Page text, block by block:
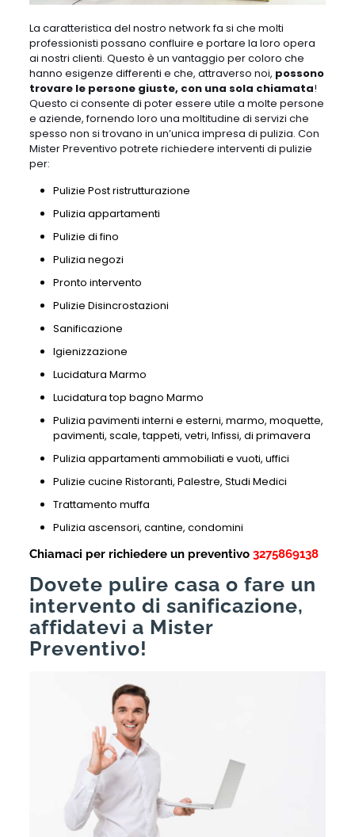
La caratteristica del nostro network fa si che molti
professionisti possano confluire e portare la loro opera
ai nostri clienti. Questo è un vantaggio per coloro che
hanno esigenze differenti e che, attraverso noi, possono
trovare le persone giuste, con una sola chiamata!
Questo ci consente di poter essere utile a molte persone
e aziende, fornendo loro una moltitudine di servizi che
spesso non si trovano in un’unica impresa di pulizia. Con
Mister Preventivo potrete richiedere interventi di pulizie
per:
Pulizie Post ristrutturazione
Pulizia appartamenti
Pulizie di fino
Pulizia negozi
Pronto intervento
Pulizie Disincrostazioni
Sanificazione
Igienizzazione
Lucidatura Marmo
Lucidatura top bagno Marmo
Pulizia pavimenti interni e esterni, marmo, moquette,
pavimenti, scale, tappeti, vetri, Infissi, di primavera
Pulizia appartamenti ammobiliati e vuoti, uffici
Pulizie cucine Ristoranti, Palestre, Studi Medici
Trattamento muffa
Pulizia ascensori, cantine, condomini
Chiamaci per richiedere un preventivo 3275869138
Dovete pulire casa o fare un
intervento di sanificazione,
affidatevi a Mister
Preventivo!